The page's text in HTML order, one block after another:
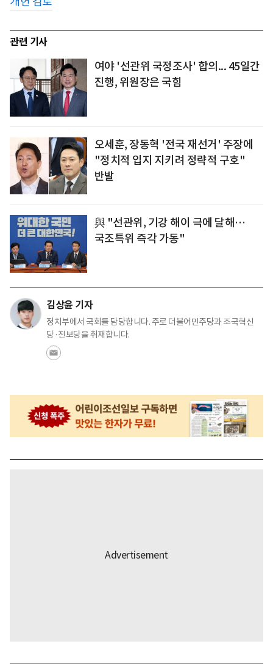
관련 기사
여야 '선관위 국정조사' 합의... 45일간
진행, 위원장은 국힘
오세훈, 장동혁 '전국 재선거' 주장에
"정치적 입지 지키려 정략적 구호"
반발
與 "선관위, 기강 해이 극에 달해…
국조특위 즉각 가동"
김상윤 기자
정치부에서 국회를 담당합니다. 주로 더불어민주당과 조국혁신
당·진보당을 취재합니다.